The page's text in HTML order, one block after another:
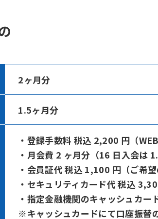
2ヶ月分
1.5ヶ月分
・登録手数料 税込 2,200 円（
・月会費 2 ヶ月分（16 日入会は
・会員証代 税込 1,100 円（ご希望
・セキュリティカード代 税込
・指定金融機関のキャッシュカー
※キャッシュカードにて口座振替